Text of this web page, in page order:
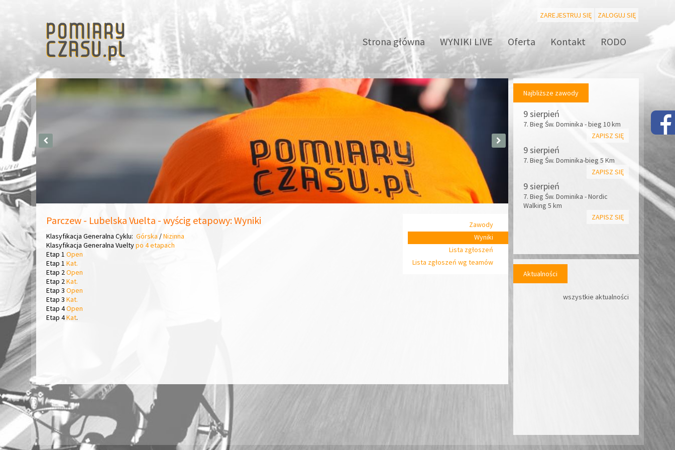
ZAREJESTRUJ SIĘ ZALOGUJ SIĘ
Strona główna WYNIKI LIVE Oferta Kontakt RODO
Najbliższe zawody
9 sierpień
7. Bieg Św. Dominika - bieg 10 km
ZAPISZ SIĘ
9 sierpień
7. Bieg Św. Dominika-bieg 5 Km
ZAPISZ SIĘ
9 sierpień
7. Bieg Św. Dominika - Nordic
Walking 5 km
ZAPISZ SIĘ
Aktualności
wszystkie aktualności
Zawody
Wyniki
Lista zgłoszeń
Lista zgłoszeń wg teamów
Parczew - Lubelska Vuelta - wyścig etapowy: Wyniki
Klasyfikacja Generalna Cyklu: Górska /Nizinna
Klasyfikacja Generalna Vueltypo 4 etapach
Etap 1 Open
Etap 1 Kat.
Etap 2Open
Etap 2Kat.
Etap 3 Open
Etap 3 Kat.
Etap 4Open
Etap 4Kat.